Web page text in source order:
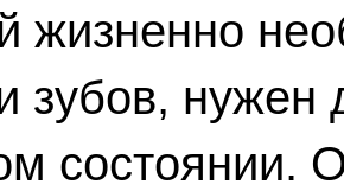
жизненно
зубов,
состоянии.